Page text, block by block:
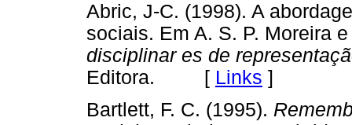
Abric, J-C. (1998). A
sociais. Em A. S. P. Moreira
disciplinar es de
Editora. [ Links ]
Bartlett, F. C. (1995).